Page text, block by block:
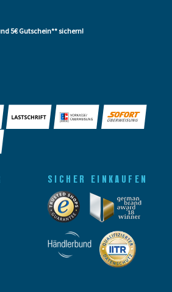
5€ Gutschein** sichern!
SICHER EINKAUFEN